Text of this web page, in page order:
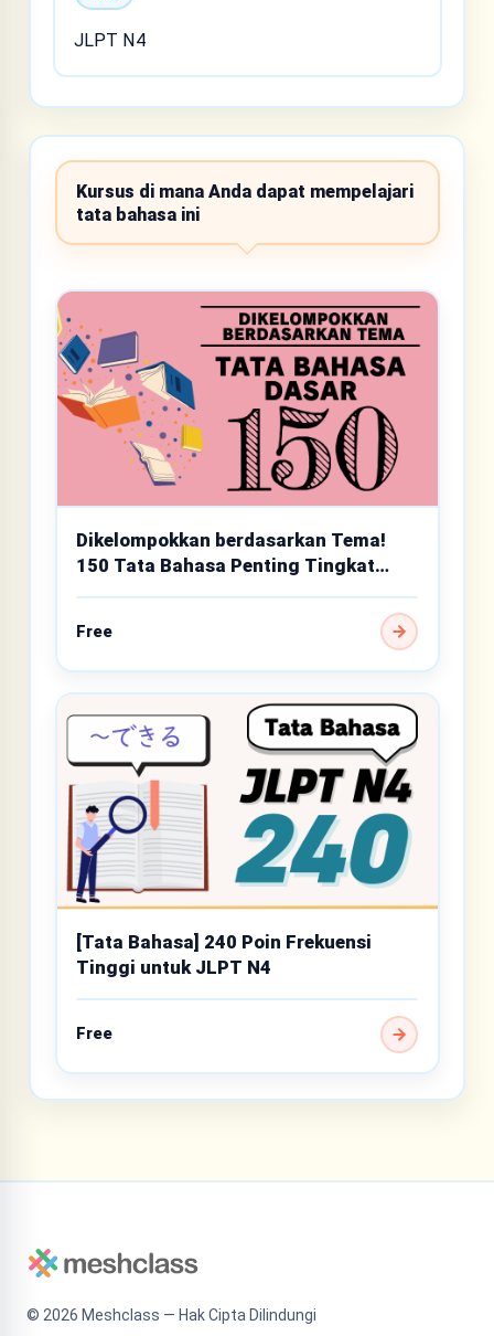
JLPT N4
Kursus di mana Anda dapat mempelajari
tata bahasa ini
Dikelompokkan berdasarkan Tema!
150 Tata Bahasa Penting Tingkat
Free
[Tata Bahasa] 240 Poin Frekuensi
Tinggi untuk JLPT N4
Free
© 2026 Meshclass — Hak Cipta Dilindungi